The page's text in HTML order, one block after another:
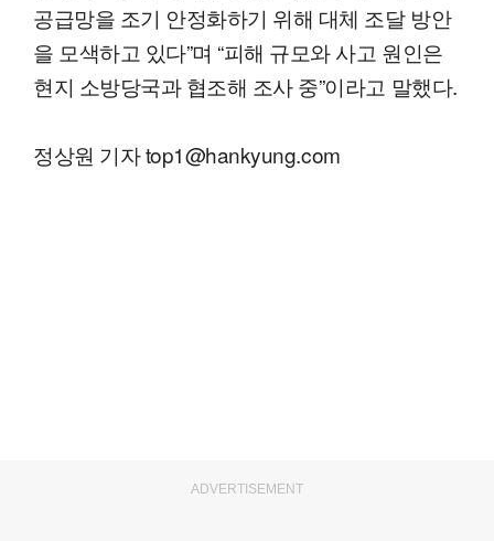
공급망을 조기 안정화하기 위해 대체 조달 방안
을 모색하고 있다”며 “피해 규모와 사고 원인은
현지 소방당국과 협조해 조사 중”이라고 말했다.
정상원 기자 top1@hankyung.com
ADVERTISEMENT